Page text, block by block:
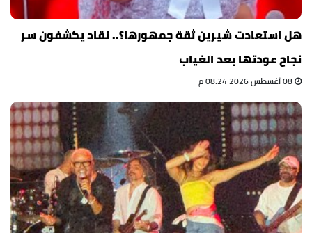
هل استعادت شيرين ثقة جمهورها؟.. نقاد يكشفون سر
نجاح عودتها بعد الغياب